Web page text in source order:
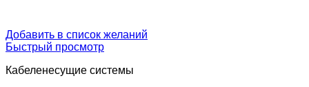
Добавить в список желаний
Быстрый просмотр
Кабеленесущие системы